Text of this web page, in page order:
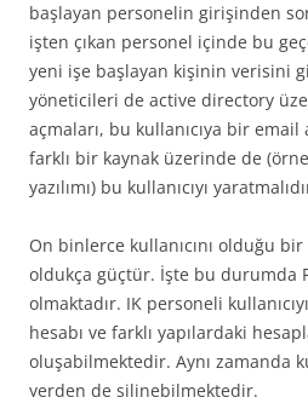
başlayan personelin girişinden
işten çıkan personel içinde bu
yeni işe başlayan kişinin verisini
yöneticileri de active directory
açmaları, bu kullanıcıya bir
farklı bir kaynak üzerinde de
yazılımı) bu kullanıcıyı
On binlerce kullanıcını olduğu
oldukça güçtür. İşte bu durumda
olmaktadır. IK personeli
hesabı ve farklı yapılardaki
oluşabilmektedir. Aynı zamanda
yerden de silinebilmektedir.